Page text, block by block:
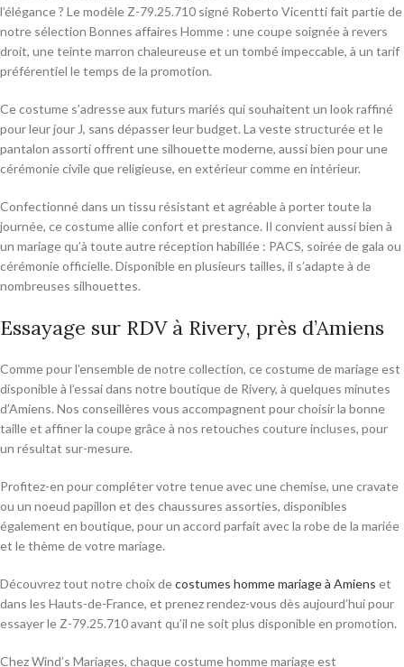
l’élégance ? Le modèle Z-79.25.710 signé Roberto Vicentti fait partie de
notre sélection Bonnes affaires Homme : une coupe soignée à revers
droit, une teinte marron chaleureuse et un tombé impeccable, à un tarif
préférentiel le temps de la promotion.
Ce costume s’adresse aux futurs mariés qui souhaitent un look raffiné
pour leur jour J, sans dépasser leur budget. La veste structurée et le
pantalon assorti offrent une silhouette moderne, aussi bien pour une
cérémonie civile que religieuse, en extérieur comme en intérieur.
Confectionné dans un tissu résistant et agréable à porter toute la
journée, ce costume allie confort et prestance. Il convient aussi bien à
un mariage qu’à toute autre réception habillée : PACS, soirée de gala ou
cérémonie officielle. Disponible en plusieurs tailles, il s’adapte à de
nombreuses silhouettes.
Essayage sur RDV à Rivery, près d’Amiens
Comme pour l’ensemble de notre collection, ce costume de mariage est
disponible à l’essai dans notre boutique de Rivery, à quelques minutes
d’Amiens. Nos conseillères vous accompagnent pour choisir la bonne
taille et affiner la coupe grâce à nos retouches couture incluses, pour
un résultat sur-mesure.
Profitez-en pour compléter votre tenue avec une chemise, une cravate
ou un noeud papillon et des chaussures assorties, disponibles
également en boutique, pour un accord parfait avec la robe de la mariée
et le thème de votre mariage.
Découvrez tout notre choix decostumes homme mariage à Amiens et
dans les Hauts-de-France, et prenez rendez-vous dès aujourd’hui pour
essayer le Z-79.25.710 avant qu’il ne soit plus disponible en promotion.
Chez Wind’s Mariages, chaque costume homme mariage est